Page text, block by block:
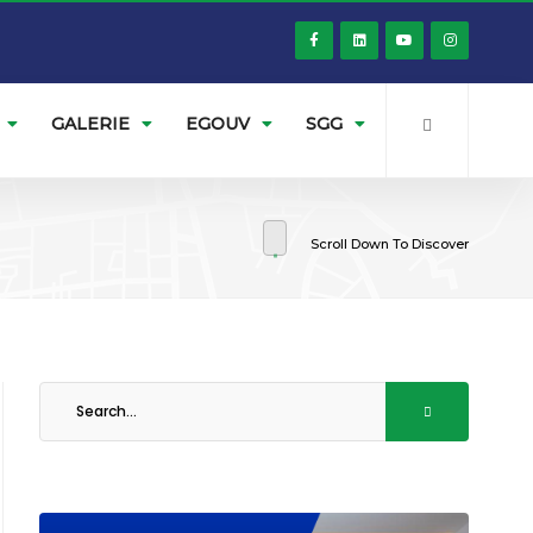
GALERIE EGOUV SGG
Scroll Down To Discover